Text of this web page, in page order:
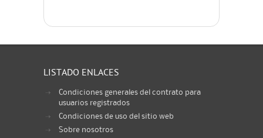
LISTADO ENLACES
Condiciones generales del contrato para
usuarios registrados
Condiciones de uso del sitio web
Sobre nosotros